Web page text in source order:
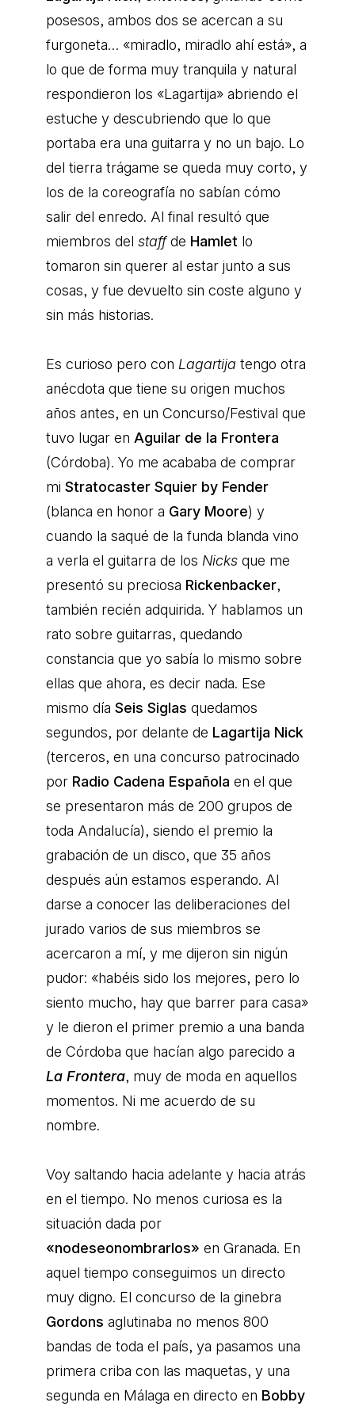
posesos, ambos dos se acercan a su
furgoneta… «miradlo, miradlo ahí está», a
lo que de forma muy tranquila y natural
respondieron los «Lagartija» abriendo el
estuche y descubriendo que lo que
portaba era una guitarra y no un bajo. Lo
del tierra trágame se queda muy corto, y
los de la coreografía no sabían cómo
salir del enredo. Al final resultó que
miembros del staffde Hamlet lo
tomaron sin querer al estar junto a sus
cosas, y fue devuelto sin coste alguno y
sin más historias.
Es curioso pero con Lagartija tengo otra
anécdota que tiene su origen muchos
años antes, en un Concurso/Festival que
tuvo lugar en Aguilar de la Frontera
(Córdoba). Yo me acababa de comprar
mi Stratocaster Squier by Fender
(blanca en honor a Gary Moore) y
cuando la saqué de la funda blanda vino
a verla el guitarra de los Nicks que me
presentó su preciosa Rickenbacker,
también recién adquirida. Y hablamos un
rato sobre guitarras, quedando
constancia que yo sabía lo mismo sobre
ellas que ahora, es decir nada. Ese
mismo día Seis Siglas quedamos
segundos, por delante de Lagartija Nick
(terceros, en una concurso patrocinado
por Radio Cadena Española en el que
se presentaron más de 200 grupos de
toda Andalucía), siendo el premio la
grabación de un disco, que 35 años
después aún estamos esperando. Al
darse a conocer las deliberaciones del
jurado varios de sus miembros se
acercaron a mí, y me dijeron sin nigún
pudor: «habéis sido los mejores, pero lo
siento mucho, hay que barrer para casa»
y le dieron el primer premio a una banda
de Córdoba que hacían algo parecido a
La Frontera, muy de moda en aquellos
momentos. Ni me acuerdo de su
nombre.
Voy saltando hacia adelante y hacia atrás
en el tiempo. No menos curiosa es la
situación dada por
«nodeseonombrarlos» en Granada. En
aquel tiempo conseguimos un directo
muy digno. El concurso de la ginebra
Gordons aglutinaba no menos 800
bandas de toda el país, ya pasamos una
primera criba con las maquetas, y una
segunda en Málaga en directo en Bobby